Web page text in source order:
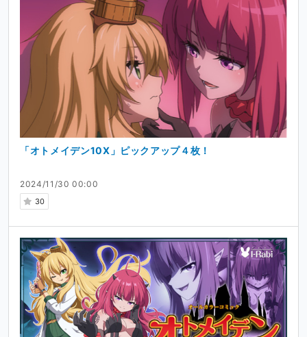
2024/11/30 00:00
30
「オトメイデン10X」ピックアップ４枚！